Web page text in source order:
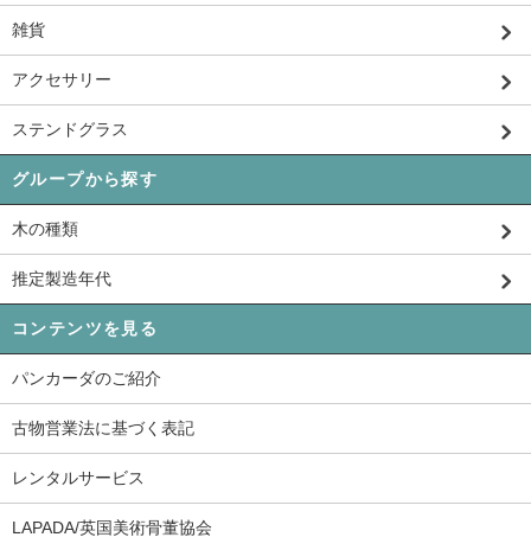
雑貨
アクセサリー
ステンドグラス
グループから探す
木の種類
推定製造年代
コンテンツを見る
パンカーダのご紹介
古物営業法に基づく表記
レンタルサービス
LAPADA/英国美術骨董協会